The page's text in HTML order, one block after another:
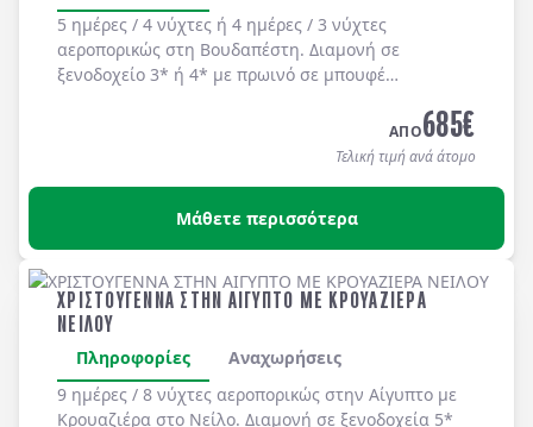
5 ημέρες / 4 νύχτες ή 4 ημέρες / 3 νύχτες
αεροπορικώς στη Βουδαπέστη. Διαμονή σε
ξενοδοχείο 3* ή 4* με πρωινό σε μπουφέ
ΑΠΟ685€
Τελική τιμή ανά άτομο
Μάθετε περισσότερα
ΧΡΙΣΤΟΥΓΕΝΝΑ ΣΤΗΝ ΑΙΓΥΠΤΟ ΜΕ ΚΡΟΥΑΖΙΕΡΑ
ΝΕΙΛΟΥ
Πληροφορίες
Αναχωρήσεις
9 ημέρες / 8 νύχτες αεροπορικώς στην Αίγυπτο με
Κρουαζιέρα στο Νείλο. Διαμονή σε ξενοδοχεία 5*